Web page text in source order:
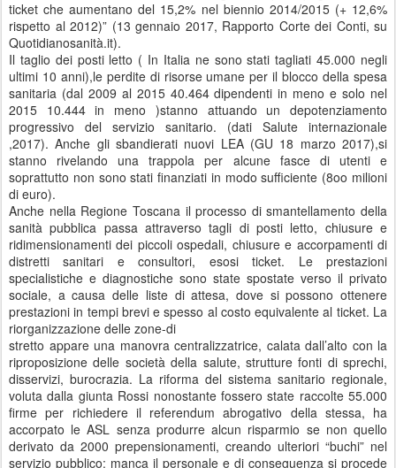
ticket che aumentano del 15,2% nel biennio 2014/2015 (+ 12,6%
rispetto al 2012)” (13 gennaio 2017, Rapporto Corte dei Conti, su
Quotidianosanità.it).
Il taglio dei posti letto ( In Italia ne sono stati tagliati 45.000 negli
ultimi 10 anni),le perdite di risorse umane per il blocco della spesa
sanitaria (dal 2009 al 2015 40.464 dipendenti in meno e solo nel
2015 10.444 in meno )stanno attuando un depotenziamento
progressivo del servizio sanitario. (dati Salute internazionale
,2017). Anche gli sbandierati nuovi LEA (GU 18 marzo 2017),si
stanno rivelando una trappola per alcune fasce di utenti e
soprattutto non sono stati finanziati in modo sufficiente (8oo milioni
di euro).
Anche nella Regione Toscana il processo di smantellamento della
sanità pubblica passa attraverso tagli di posti letto, chiusure e
ridimensionamenti dei piccoli ospedali, chiusure e accorpamenti di
distretti sanitari e consultori, esosi ticket. Le prestazioni
specialistiche e diagnostiche sono state spostate verso il privato
sociale, a causa delle liste di attesa, dove si possono ottenere
prestazioni in tempi brevi e spesso al costo equivalente al ticket. La
riorganizzazione delle zone-di
stretto appare una manovra centralizzatrice, calata dall’alto con la
riproposizione delle società della salute, strutture fonti di sprechi,
disservizi, burocrazia. La riforma del sistema sanitario regionale,
voluta dalla giunta Rossi nonostante fossero state raccolte 55.000
firme per richiedere il referendum abrogativo della stessa, ha
accorpato le ASL senza produrre alcun risparmio se non quello
derivato da 2000 prepensionamenti, creando ulteriori “buchi” nel
servizio pubblico: manca il personale e di conseguenza si procede